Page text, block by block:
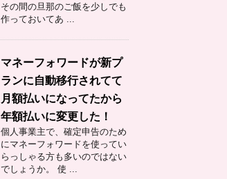
その間の旦那のご飯を少しでも
作っておいてあ ...
マネーフォワードが新プ
ランに自動移行されてて
月額払いになってたから
年額払いに変更した！
個人事業主で、確定申告のため
にマネーフォワードを使ってい
らっしゃる方も多いのではない
でしょうか。 使 ...